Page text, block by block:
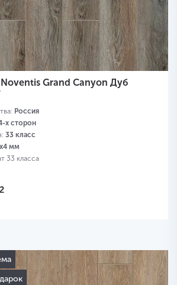
Grand Canyon Дуб
Россия
х сторон
33 класс
мм
33 класса